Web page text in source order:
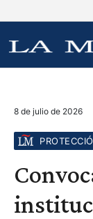
8 de julio de 2026